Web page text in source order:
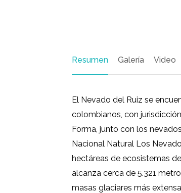
Resumen Galería Video
El Nevado del Ruiz se
colombianos, con
Forma, junto con los
Nacional Natural Los
hectáreas de ecosistemas
alcanza cerca de 5.321
masas glaciares más